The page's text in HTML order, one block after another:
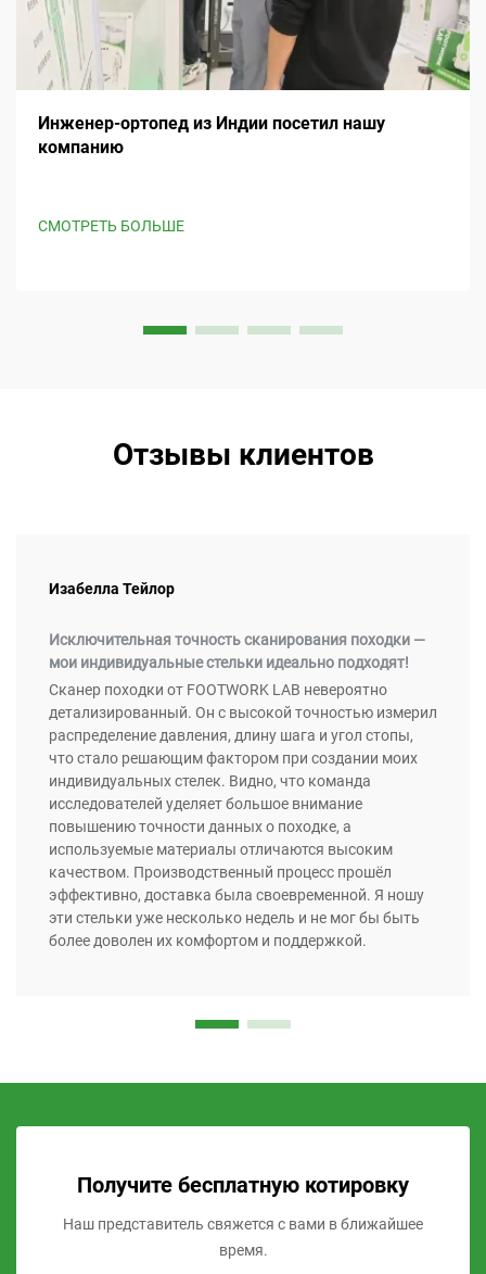
Инженер-ортопед из Индии посетил нашу
компанию
СМОТРЕТЬ БОЛЬШЕ
Отзывы клиентов
Изабелла Тейлор
Исключительная точность сканирования походки —
мои индивидуальные стельки идеально подходят!
Сканер походки от FOOTWORK LAB невероятно
детализированный. Он с высокой точностью измерил
распределение давления, длину шага и угол стопы,
что стало решающим фактором при создании моих
индивидуальных стелек. Видно, что команда
исследователей уделяет большое внимание
повышению точности данных о походке, а
используемые материалы отличаются высоким
качеством. Производственный процесс прошёл
эффективно, доставка была своевременной. Я ношу
эти стельки уже несколько недель и не мог бы быть
более доволен их комфортом и поддержкой.
Получите бесплатную котировку
Наш представитель свяжется с вами в ближайшее
время.